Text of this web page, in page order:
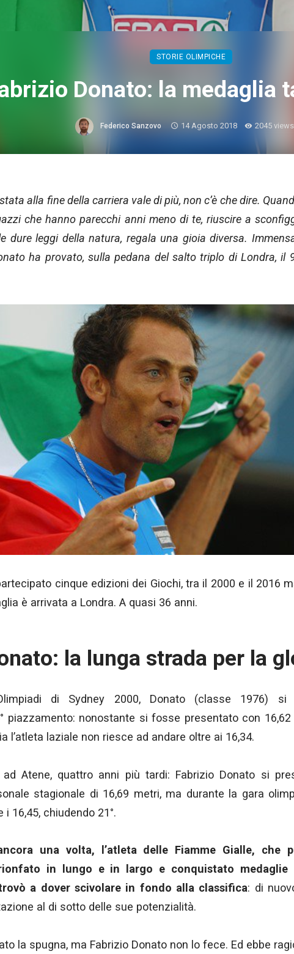
STORIE OLIMPICHE
Donato: la medaglia
Federico Sanzovo 14 Agosto 2018 2045 views
alla fine della carriera vale di più, non c’è che dire.
che hanno parecchi anni meno di te, riuscire a
dure leggi della natura, regala una gioia diversa.
ha provato, sulla pedana del salto triplo di Londra, il
cinque edizioni dei Giochi, tra il 2000 e il 2016
è arrivata a Londra. A quasi 36 anni.
la lunga strada per la
di Sydney 2000, Donato (classe 1976) si
piazzamento: nonostante si fosse presentato con
l’atleta laziale non riesce ad andare oltre ai 16,34.
Atene, quattro anni più tardi: Fabrizio Donato si
stagionale di 16,69 metri, ma durante la gara
16,45, chiudendo 21°.
una volta, l’atleta delle Fiamme Gialle, che
in lungo e in largo e conquistato medaglie
a dover scivolare in fondo alla classifica: di
al di sotto delle sue potenzialità.
la spugna, ma Fabrizio Donato non lo fece. Ed ebbe